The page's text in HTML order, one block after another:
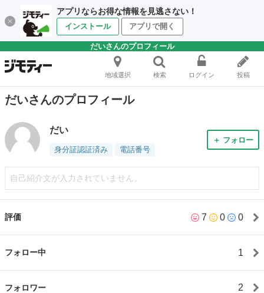
アプリならお得な情報を見逃さない！
インストール アプリで開く
だいさんのプロフィール
地域選択 検索 ログイン 投稿
だいさんのプロフィール
だい
身分証認証済み 電話番号
＋ フォロー
自己紹介文が入力されていません。
評価 7 0 0
フォロー中 1
フォロワー 2